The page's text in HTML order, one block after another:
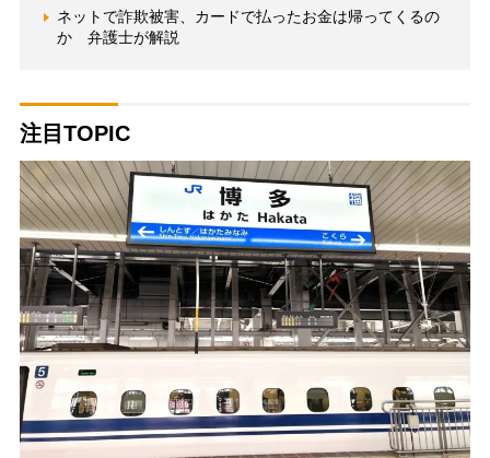
ネットで詐欺被害、カードで払ったお金は帰ってくるの
か 弁護士が解説
注目TOPIC